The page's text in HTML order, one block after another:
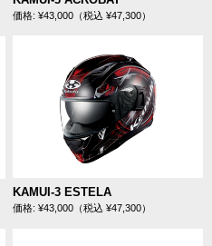
価格: ¥43,000（税込 ¥47,300）
KAMUI-3 ESTELA
価格: ¥43,000（税込 ¥47,300）